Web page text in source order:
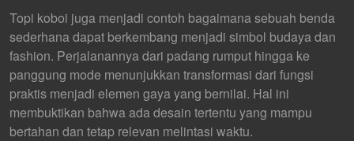
Topi koboi juga menjadi contoh bagaimana sebuah benda
sederhana dapat berkembang menjadi simbol budaya dan
fashion. Perjalanannya dari padang rumput hingga ke
panggung mode menunjukkan transformasi dari fungsi
praktis menjadi elemen gaya yang bernilai. Hal ini
membuktikan bahwa ada desain tertentu yang mampu
bertahan dan tetap relevan melintasi waktu.